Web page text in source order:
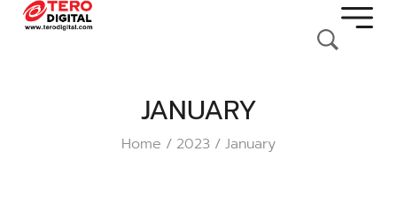
JANUARY
Home / 2023 / January